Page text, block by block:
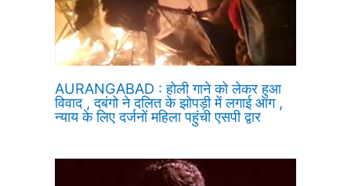
AURANGABAD : होली गाने को लेकर हुआ
विवाद , दबंगो ने दलित के झोपड़ी में लगाई आग ,
न्याय के लिए दर्जनों महिला पहुंची एसपी द्वार